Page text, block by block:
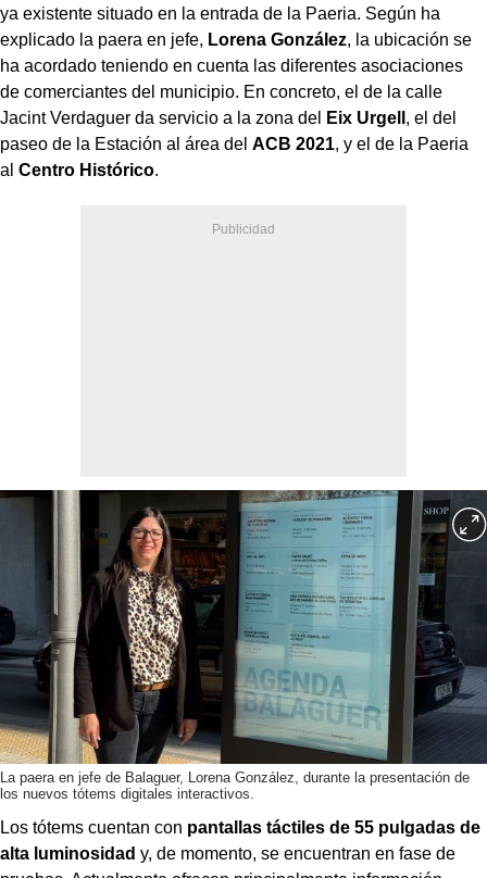
ya existente situado en la entrada de la Paeria. Según ha
explicado la paera en jefe, Lorena González, la ubicación se
ha acordado teniendo en cuenta las diferentes asociaciones
de comerciantes del municipio. En concreto, el de la calle
Jacint Verdaguer da servicio a la zona del
Eix Urgell , el del
paseo de la Estación al área del ACB 2021, y el de la Paeria
al Centro Histórico.
La paera en jefe de Balaguer, Lorena González, durante la presentación de
los nuevos tótems digitales interactivos.
Los tótems cuentan con pantallas táctiles de 55 pulgadas de
alta luminosidad y, de momento, se encuentran en fase de